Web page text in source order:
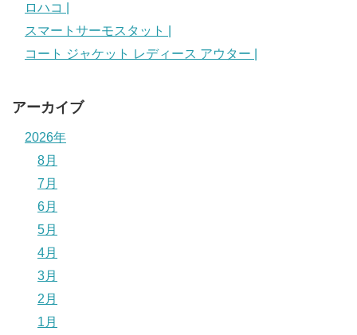
ロハコ |
スマートサーモスタット |
コート ジャケット レディース アウター |
アーカイブ
2026年
8月
7月
6月
5月
4月
3月
2月
1月